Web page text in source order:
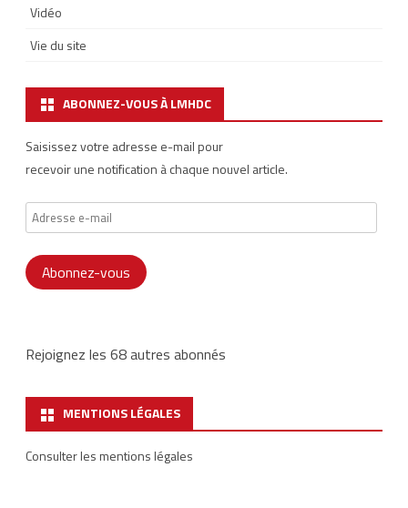
Vidéo
Vie du site
ABONNEZ-VOUS À LMHDC
Saisissez votre adresse e-mail pour
recevoir une notification à chaque nouvel article.
Adresse
e-
mail
Abonnez-vous
Rejoignez les 68 autres abonnés
MENTIONS LÉGALES
Consulter les mentions légales